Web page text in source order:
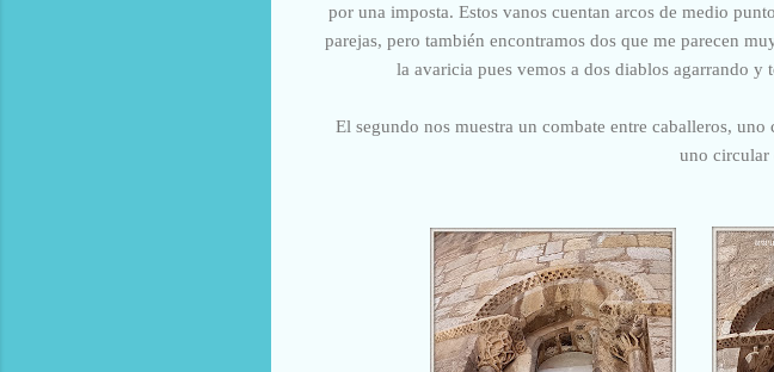
por una imposta. Estos vanos cuentan arcos de medio
parejas, pero también encontramos dos que me parecen
la avaricia pues vemos a dos diablos agarrando y
El segundo nos muestra un combate entre caballeros,
uno circular